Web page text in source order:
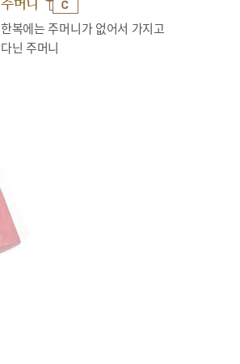
주머니
한복에는 주머니가 없어서 가지고
다닌 주머니